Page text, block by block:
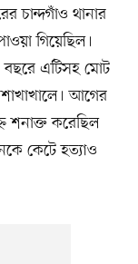
চান্দগাঁও থানার
গিয়েছিল।
এটিসহ মোট
আগের
শনাক্ত করেছিল
কেটে হত্যাও